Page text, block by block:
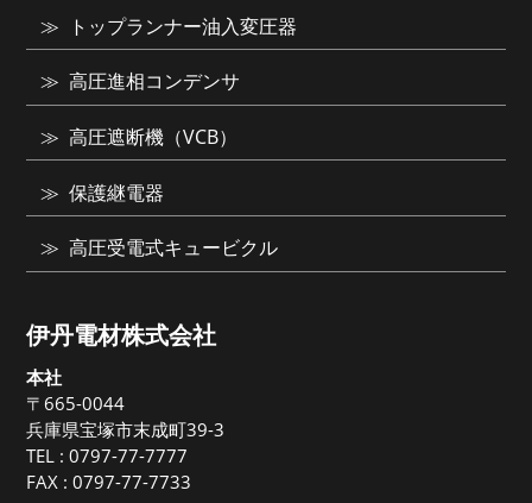
伊丹電材株式会社
本社
〒665-0044
兵庫県宝塚市末成町39-3
TEL :0797-77-7777
FAX : 0797-77-7733
トップランナー油入変圧器
高圧進相コンデンサ
高圧遮断機（VCB）
保護継電器
高圧受電式キュービクル